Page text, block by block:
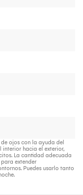
ojos con la ayuda del
hacia el exterior,
La cantidad adecuada
extender
Puedes usarlo tanto